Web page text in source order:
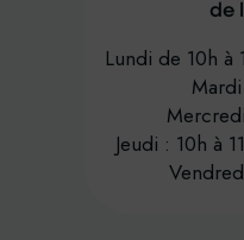
de
Lundi de 10h à
Jeudi : 10h à